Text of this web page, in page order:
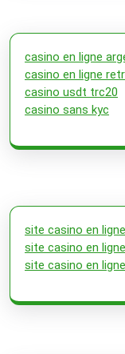
casino en ligne
casino en ligne
casino usdt trc20
casino sans kyc
site casino en ligne
site casino en ligne
site casino en ligne